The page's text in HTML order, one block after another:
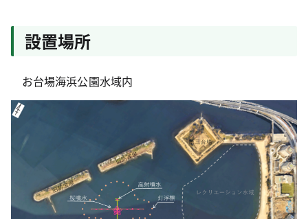
設置場所
お台場海浜公園水域内